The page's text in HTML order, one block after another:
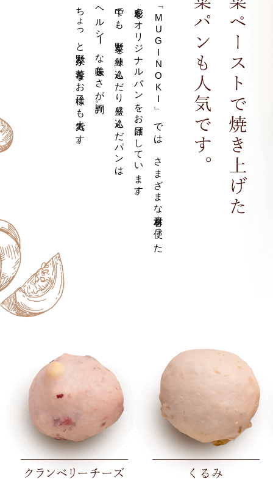
「
MUGINOKI
」
では、さまざまな素材を使った
多彩なオリジナルパンをお届けしています。
中でも、野菜を練り込んだり盛り込んだパンは
ヘルシ
ー
な美味しさが評判。
ちょっと野菜が苦手なお子様にも人気です。